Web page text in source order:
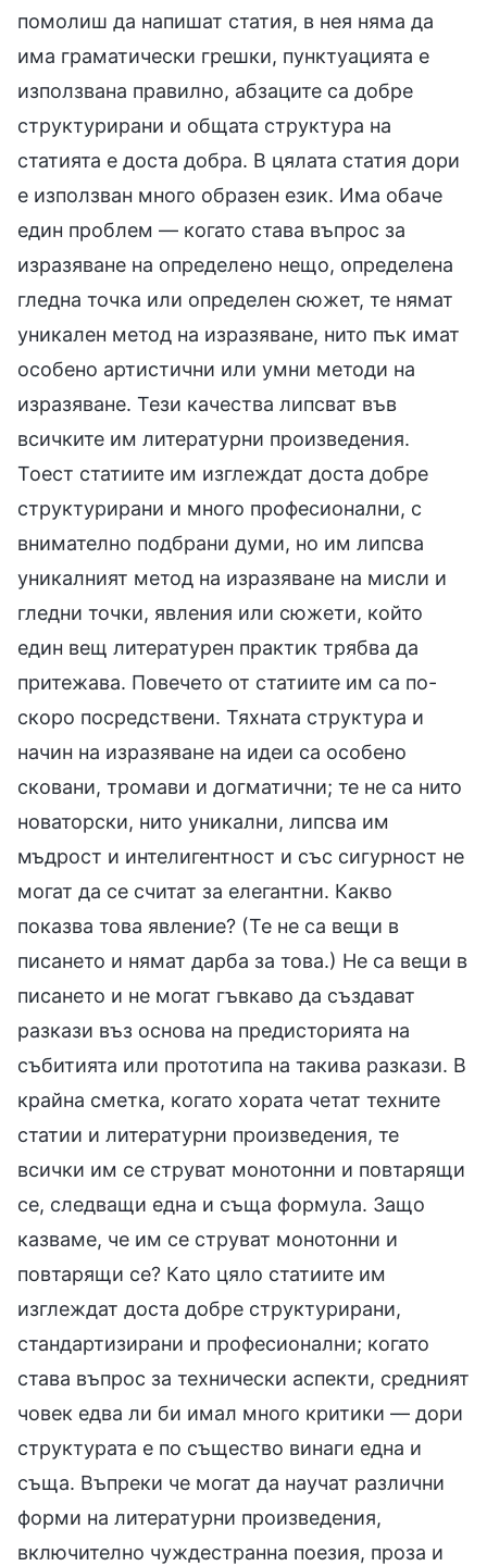
помолиш да напишат статия, в нея няма да
има граматически грешки, пунктуацията е
използвана правилно, абзаците са добре
структурирани и общата структура на
статията е доста добра. В цялата статия дори
е използван много образен език. Има обаче
един проблем — когато става въпрос за
изразяване на определено нещо, определена
гледна точка или определен сюжет, те нямат
уникален метод на изразяване, нито пък имат
особено артистични или умни методи на
изразяване. Тези качества липсват във
всичките им литературни произведения.
Тоест статиите им изглеждат доста добре
структурирани и много професионални, с
внимателно подбрани думи, но им липсва
уникалният метод на изразяване на мисли и
гледни точки, явления или сюжети, който
един вещ литературен практик трябва да
притежава. Повечето от статиите им са по-
скоро посредствени. Тяхната структура и
начин на изразяване на идеи са особено
сковани, тромави и догматични; те не са нито
новаторски, нито уникални, липсва им
мъдрост и интелигентност и със сигурност не
могат да се считат за елегантни. Какво
показва това явление? (Те не са вещи в
писането и нямат дарба за това.) Не са вещи в
писането и не могат гъвкаво да създават
разкази въз основа на предисторията на
събитията или прототипа на такива разкази. В
крайна сметка, когато хората четат техните
статии и литературни произведения, те
всички им се струват монотонни и повтарящи
се, следващи една и съща формула. Защо
казваме, че им се струват монотонни и
повтарящи се? Като цяло статиите им
изглеждат доста добре структурирани,
стандартизирани и професионални; когато
става въпрос за технически аспекти, средният
човек едва ли би имал много критики — дори
структурата е по същество винаги една и
съща. Въпреки че могат да научат различни
форми на литературни произведения,
включително чуждестранна поезия, проза и